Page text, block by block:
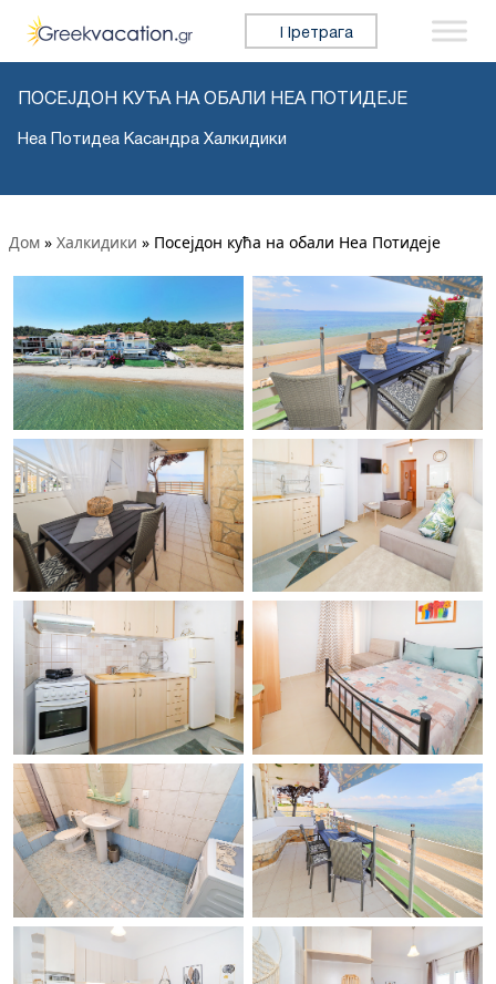
Претражи:
ПОСЕЈДОН КУЋА НА ОБАЛИ НЕА ПОТИДЕЈЕ
Неа Потидеа Касандра Халкидики
Дом » Халкидики » Посејдон кућа на обали Неа Потидеје